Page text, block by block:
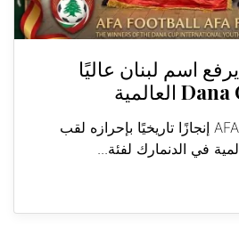
AFA Lebanon يرفع اسم لبنان عاليًا
حقق فريق AFA Lebanon إنجازًا تاريخيًا بإحرازه لقب